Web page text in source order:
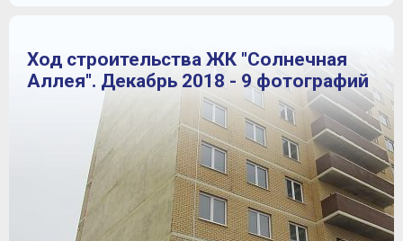
Ход строительства ЖК "Солнечная
Аллея". Декабрь 2018 - 9 фотографий